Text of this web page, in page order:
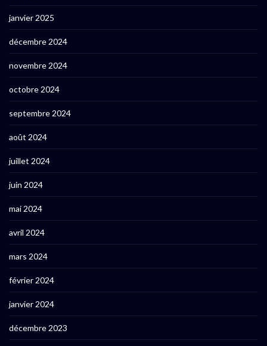
janvier 2025
décembre 2024
novembre 2024
octobre 2024
septembre 2024
août 2024
juillet 2024
juin 2024
mai 2024
avril 2024
mars 2024
février 2024
janvier 2024
décembre 2023